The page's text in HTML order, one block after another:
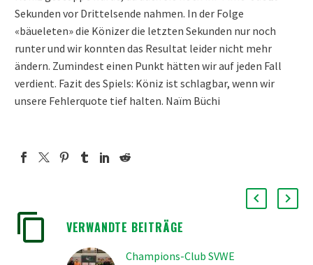
Sekunden vor Drittelsende nahmen. In der Folge
«bäueleten» die Könizer die letzten Sekunden nur noch
runter und wir konnten das Resultat leider nicht mehr
ändern. Zumindest einen Punkt hätten wir auf jeden Fall
verdient. Fazit des Spiels: Köniz ist schlagbar, wenn wir
unsere Fehlerquote tief halten. Naïm Büchi
VERWANDTE BEITRÄGE
Champions-Club SVWE